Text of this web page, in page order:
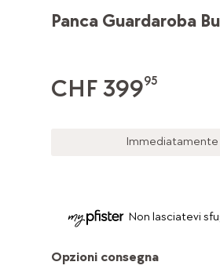
Panca Guardaroba
CHF 39995
Non lasciatevi
Opzioni consegna